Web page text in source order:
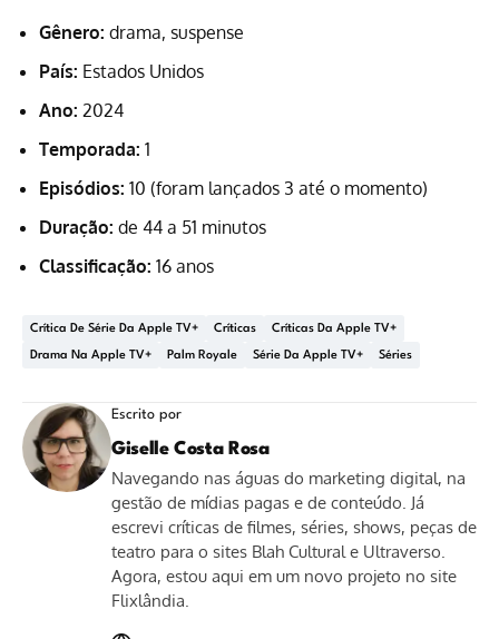
Gênero: drama, suspense
País: Estados Unidos
Ano: 2024
Temporada: 1
Episódios: 10 (foram lançados 3 até o momento)
Duração: de 44 a 51 minutos
Classificação: 16 anos
Crítica De Série Da Apple TV+ Críticas Críticas Da Apple TV+
Drama Na Apple TV+ Palm Royale Série Da Apple TV+ Séries
Escrito por
Giselle Costa Rosa
Navegando nas águas do marketing digital, na
gestão de mídias pagas e de conteúdo. Já
escrevi críticas de filmes, séries, shows, peças de
teatro para o sites Blah Cultural e Ultraverso.
Agora, estou aqui em um novo projeto no site
Flixlândia.